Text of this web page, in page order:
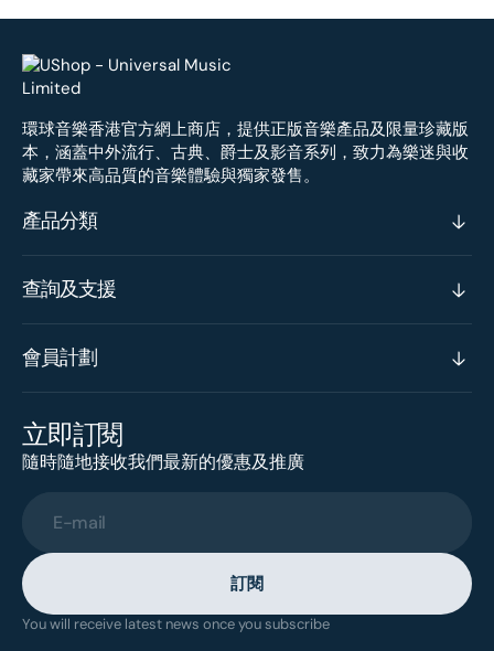
環球音樂香港官方網上商店，提供正版音樂產品及限量珍藏版
本，涵蓋中外流行、古典、爵士及影音系列，致力為樂迷與收
藏家帶來高品質的音樂體驗與獨家發售。
產品分類
查詢及支援
會員計劃
立即訂閱
隨時隨地接收我們最新的優惠及推廣
E-mail
訂閱
You will receive latest news once you subscribe